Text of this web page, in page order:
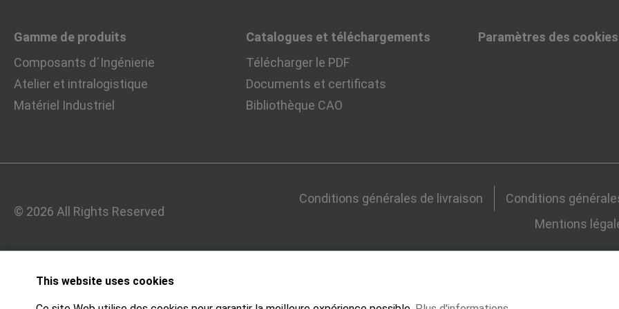
Gamme de produits
Composants d´Ingénierie
Atelier et intralogistique
Matériel Industriel
Catalogues et téléchargements
Télécharger le PDF
Documents et certificats
Bibliothèque CAO
Paramètres des cookies
© 2026 All Rights Reserved
Conditions générales de livraison Conditions
Mentions
This website uses cookies